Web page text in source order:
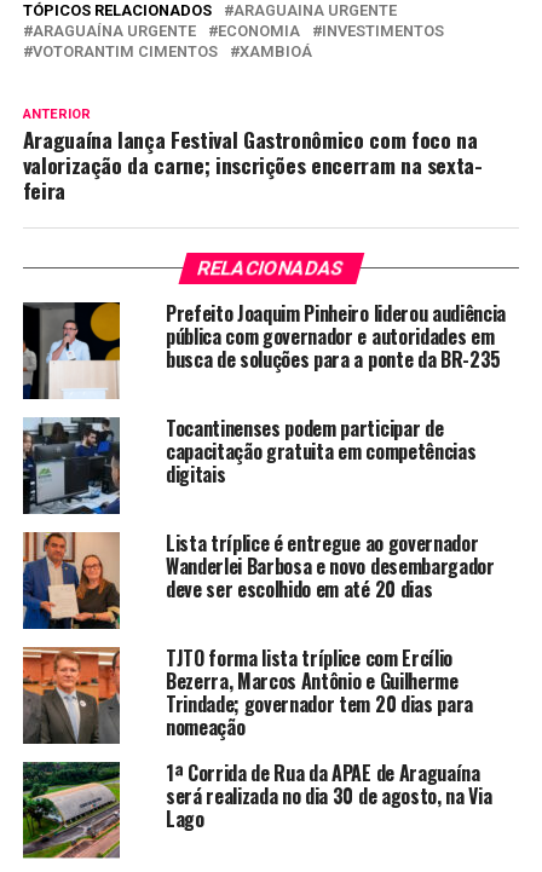
TÓPICOS RELACIONADOS
ARAGUAINA URGENTE
ARAGUAÍNA URGENTE
ECONOMIA
INVESTIMENTOS
VOTORANTIM CIMENTOS
XAMBIOÁ
ANTERIOR
Araguaína lança Festival Gastronômico com foco na
valorização da carne; inscrições encerram na sexta-
feira
RELACIONADAS
Prefeito Joaquim Pinheiro liderou audiência
pública com governador e autoridades em
busca de soluções para a ponte da BR-235
Tocantinenses podem participar de
capacitação gratuita em competências
digitais
Lista tríplice é entregue ao governador
Wanderlei Barbosa e novo desembargador
deve ser escolhido em até 20 dias
TJTO forma lista tríplice com Ercílio
Bezerra, Marcos Antônio e Guilherme
Trindade; governador tem 20 dias para
nomeação
1ª Corrida de Rua da APAE de Araguaína
será realizada no dia 30 de agosto, na Via
Lago